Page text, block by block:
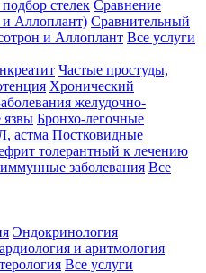
стелек Сравнение
и Аллоплант) Сравнительный
и Аллоплант Все услуги
Частые простуды,
Хронический
желудочно-
язвы Бронхо-легочные
астма Постковидные
толерантный к лечению
заболевания Все
Эндокринология
и аритмология
Все услуги